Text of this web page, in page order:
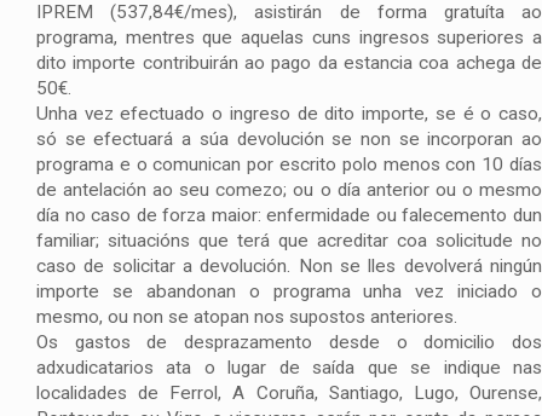
IPREM (537,84€/mes), asistirán de forma gratuíta ao
programa, mentres que aquelas cuns ingresos superiores a
dito importe contribuirán ao pago da estancia coa achega de
50€.
Unha vez efectuado o ingreso de dito importe, se é o caso,
só se efectuará a súa devolución se non se incorporan ao
programa e o comunican por escrito polo menos con 10 días
de antelación ao seu comezo; ou o día anterior ou o mesmo
día no caso de forza maior: enfermidade ou falecemento dun
familiar; situacións que terá que acreditar coa solicitude no
caso de solicitar a devolución. Non se lles devolverá ningún
importe se abandonan o programa unha vez iniciado o
mesmo, ou non se atopan nos supostos anteriores.
Os gastos de desprazamento desde o domicilio dos
adxudicatarios ata o lugar de saída que se indique nas
localidades de Ferrol, A Coruña, Santiago, Lugo, Ourense,